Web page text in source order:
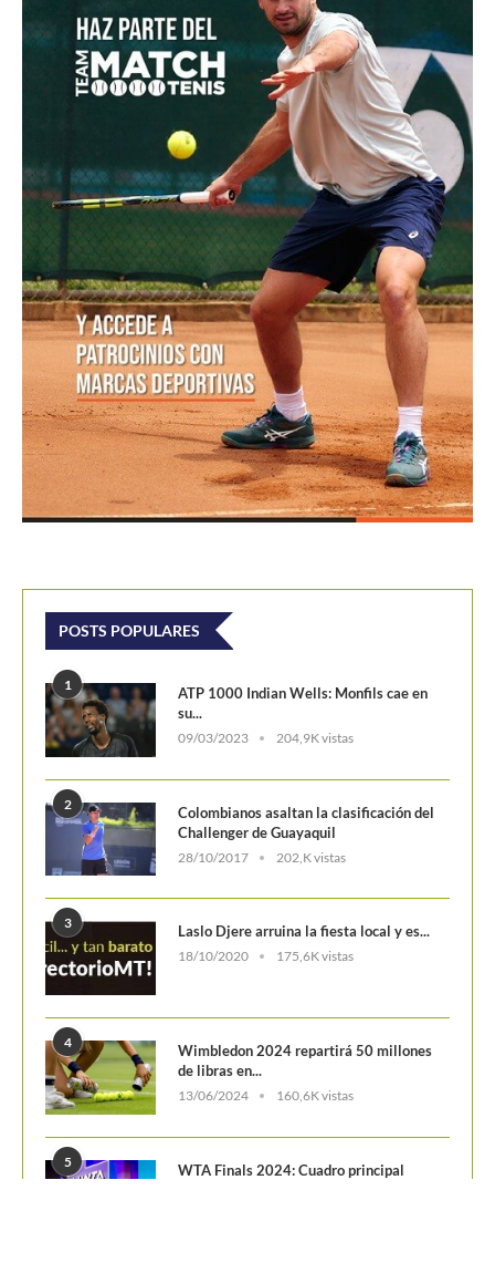
POSTS POPULARES
1
ATP 1000 Indian Wells: Monfils cae en
su...
09/03/2023 204,9K vistas
2
Colombianos asaltan la clasificación del
Challenger de Guayaquil
28/10/2017 202,K vistas
3 Laslo Djere arruina la fiesta local y es...
18/10/2020 175,6K vistas
4
Wimbledon 2024 repartirá 50 millones
de libras en...
13/06/2024 160,6K vistas
5 WTA Finals 2024: Cuadro principal